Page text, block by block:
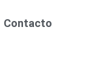
Contacto